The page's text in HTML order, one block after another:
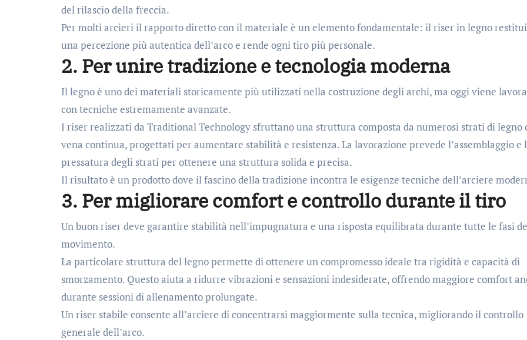
del rilascio della freccia.
Per molti arcieri il rapporto diretto con il materiale è un elemento fondamentale: il riser in legno
una percezione più autentica dell’arco e rende ogni tiro più personale.
2. Per unire tradizione e tecnologia moderna
Il legno è uno dei materiali storicamente più utilizzati nella costruzione degli archi, ma oggi viene
con tecniche estremamente avanzate.
I riser realizzati da Traditional Technology sfruttano una struttura composta da numerosi strati di legno
vena continua, progettati per aumentare stabilità e resistenza. La lavorazione prevede l’assemblaggio e
pressatura degli strati per ottenere una struttura solida e precisa.
Il risultato è un prodotto dove il fascino della tradizione incontra le esigenze tecniche dell’arciere
3. Per migliorare comfort e controllo durante il tiro
Un buon riser deve garantire stabilità nell’impugnatura e una risposta equilibrata durante tutte le fasi
movimento.
La particolare struttura del legno permette di ottenere un compromesso ideale tra rigidità e capacità di
smorzamento. Questo aiuta a ridurre vibrazioni e sensazioni indesiderate, offrendo maggiore comfort
durante sessioni di allenamento prolungate.
Un riser stabile consente all’arciere di concentrarsi maggiormente sulla tecnica, migliorando il controllo
generale dell’arco.